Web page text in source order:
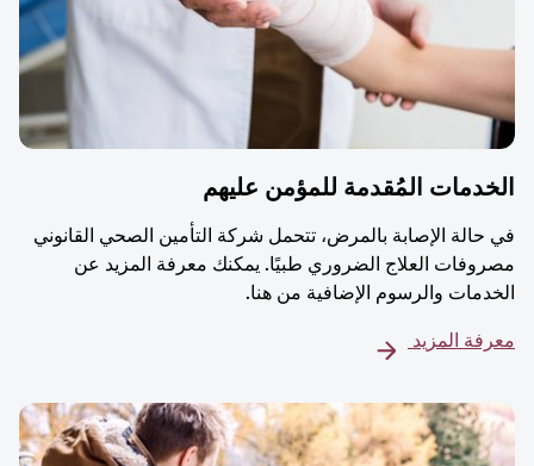
المُقدمة للمؤمن عليهم
الإصابة بالمرض، تتحمل شركة التأمين الصحي القانوني
العلاج الضروري طبيًا. يمكنك معرفة المزيد عن
والرسوم الإضافية من هنا.
المزيد